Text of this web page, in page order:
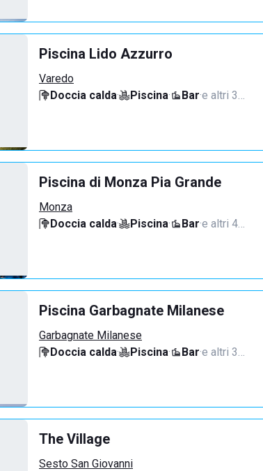
Piscina Lido Azzurro
Varedo
Doccia calda· Piscina· Bar·e altri 3…
Piscina di Monza Pia Grande
Monza
Doccia calda· Piscina· Bar·e altri 4…
Piscina Garbagnate Milanese
Garbagnate Milanese
Doccia calda· Piscina· Bar·e altri 3…
The Village
Sesto San Giovanni